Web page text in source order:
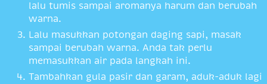
lalu tumis sampai aromanya harum dan berubah
warna.
Lalu masukkan potongan daging sapi, masak
sampai berubah warna. Anda tak perlu
memasukkan air pada langkah ini.
Tambahkan gula pasir dan garam, aduk-aduk lagi